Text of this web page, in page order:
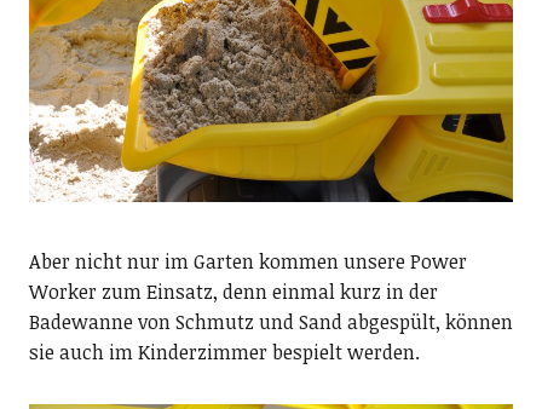
Aber nicht nur im Garten kommen unsere Power
Worker zum Einsatz, denn einmal kurz in der
Badewanne von Schmutz und Sand abgespült, können
sie auch im Kinderzimmer bespielt werden.